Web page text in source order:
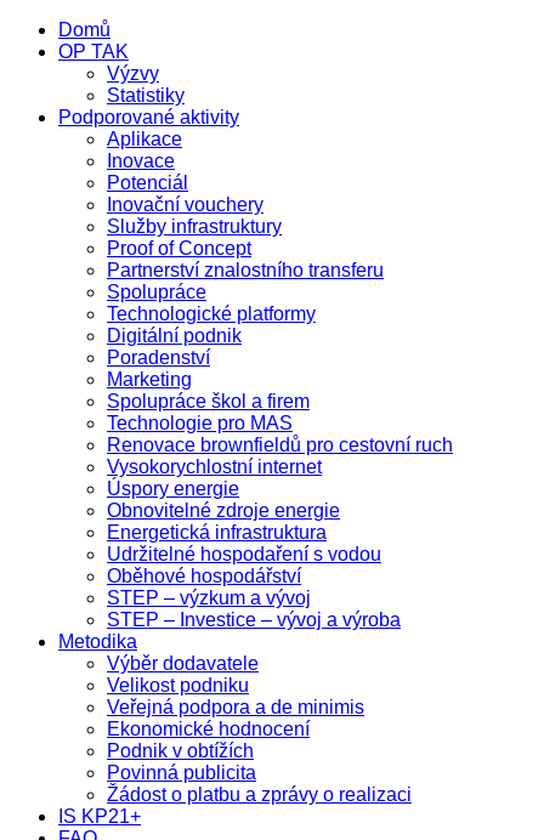
Domů
OP TAK
Výzvy
Statistiky
Podporované aktivity
Aplikace
Inovace
Potenciál
Inovační vouchery
Služby infrastruktury
Proof of Concept
Partnerství znalostního transferu
Spolupráce
Technologické platformy
Digitální podnik
Poradenství
Marketing
Spolupráce škol a firem
Technologie pro MAS
Renovace brownfieldů pro cestovní ruch
Vysokorychlostní internet
Úspory energie
Obnovitelné zdroje energie
Energetická infrastruktura
Udržitelné hospodaření s vodou
Oběhové hospodářství
STEP – výzkum a vývoj
STEP – Investice – vývoj a výroba
Metodika
Výběr dodavatele
Velikost podniku
Veřejná podpora a de minimis
Ekonomické hodnocení
Podnik v obtížích
Povinná publicita
Žádost o platbu a zprávy o realizaci
IS KP21+